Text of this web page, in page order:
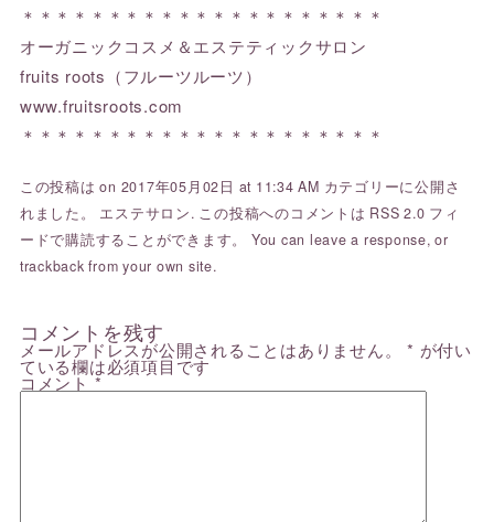
＊＊＊＊＊＊＊＊＊＊＊＊＊＊＊＊＊＊＊＊＊
オーガニックコスメ＆エステティックサロン
fruits roots（フルーツルーツ）
www.fruitsroots.com
＊＊＊＊＊＊＊＊＊＊＊＊＊＊＊＊＊＊＊＊＊
この投稿は on 2017年05月02日 at 11:34 AM カテゴリーに公開さ
れました。 エステサロン. この投稿へのコメントは RSS 2.0 フィ
ードで購読することができます。 You can leave a response, or
trackback from your own site.
コメントを残す
メールアドレスが公開されることはありません。 * が付い
ている欄は必須項目です
コメント*